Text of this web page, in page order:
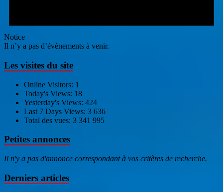
Notice
Il n’y a pas d’évènements à venir.
Les visites du site
Online Visitors: 1
Today's Views: 18
Yesterday's Views: 424
Last 7 Days Views: 3 636
Total des vues: 3 341 995
Petites annonces
Il n'y a pas d'annonce correspondant à vos critères de recherche.
Derniers articles